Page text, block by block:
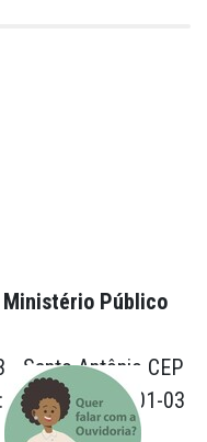
Público
- Santo Antônio CEP
24.417.065/0001-03